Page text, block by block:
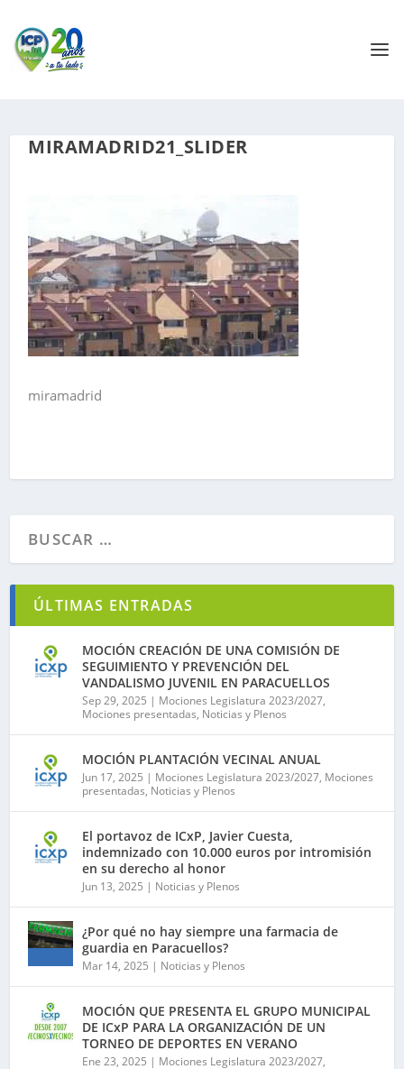
MIRAMADRID21_SLIDER
miramadrid
ÚLTIMAS ENTRADAS
MOCIÓN CREACIÓN DE UNA COMISIÓN DE
SEGUIMIENTO Y PREVENCIÓN DEL
VANDALISMO JUVENIL EN PARACUELLOS
Sep 29, 2025 | Mociones Legislatura 2023/2027,
Mociones presentadas, Noticias y Plenos
MOCIÓN PLANTACIÓN VECINAL ANUAL
Jun 17, 2025 | Mociones Legislatura 2023/2027, Mociones
presentadas, Noticias y Plenos
El portavoz de ICxP, Javier Cuesta,
indemnizado con 10.000 euros por intromisión
en su derecho al honor
Jun 13, 2025 | Noticias y Plenos
¿Por qué no hay siempre una farmacia de
guardia en Paracuellos?
Mar 14, 2025 | Noticias y Plenos
MOCIÓN QUE PRESENTA EL GRUPO MUNICIPAL
DE ICxP PARA LA ORGANIZACIÓN DE UN
TORNEO DE DEPORTES EN VERANO
Ene 23, 2025 | Mociones Legislatura 2023/2027,